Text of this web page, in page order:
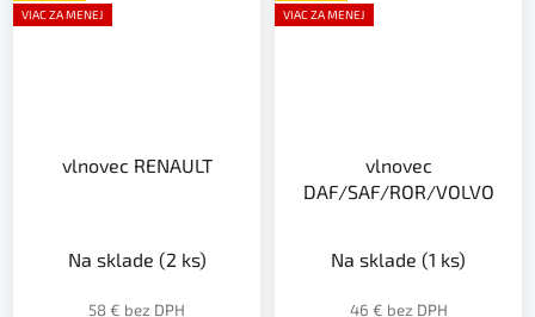
VIAC ZA MENEJ
vlnovec RENAULT
Na sklade (2 ks)
58 € bez DPH
VIAC ZA MENEJ
vlnovec
DAF/SAF/ROR/VOLVO
Na sklade (1 ks)
46 € bez DPH